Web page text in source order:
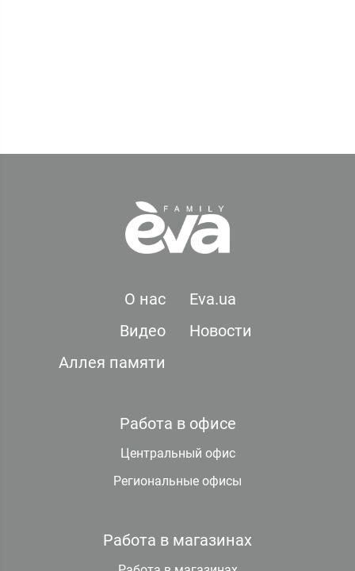
О нас
Eva.ua
Видео
Новости
Аллея памяти
Работа в офисе
Центральный офис
Региональные офисы
Работа в магазинах